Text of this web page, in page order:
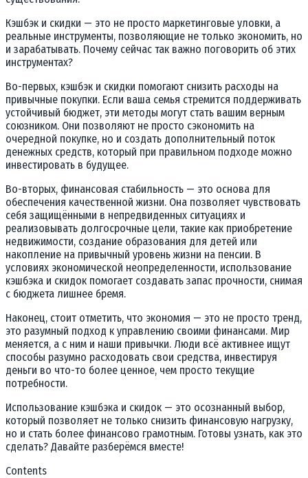
Кэшбэк и скидки — это не просто маркетинговые уловки, а
реальные инструменты, позволяющие не только экономить, но
и зарабатывать. Почему сейчас так важно поговорить об этих
инструментах?
Во-первых, кэшбэк и скидки помогают снизить расходы на
привычные покупки. Если ваша семья стремится поддерживать
устойчивый бюджет, эти методы могут стать вашим верным
союзником. Они позволяют не просто сэкономить на
очередной покупке, но и создать дополнительный поток
денежных средств, который при правильном подходе можно
инвестировать в будущее.
Во-вторых, финансовая стабильность — это основа для
обеспечения качественной жизни. Она позволяет чувствовать
себя защищёнными в непредвиденных ситуациях и
реализовывать долгосрочные цели, такие как приобретение
недвижимости, создание образования для детей или
накопление на привычный уровень жизни на пенсии. В
условиях экономической неопределенности, использование
кэшбэка и скидок помогает создавать запас прочности, снимая
с бюджета лишнее бремя.
Наконец, стоит отметить, что экономия — это не просто тренд,
это разумный подход к управлению своими финансами. Мир
меняется, а с ним и наши привычки. Люди всё активнее ищут
способы разумно расходовать свои средства, инвестируя
деньги во что-то более ценное, чем просто текущие
потребности.
Использование кэшбэка и скидок — это осознанный выбор,
который позволяет не только снизить финансовую нагрузку,
но и стать более финансово грамотным. Готовы узнать, как это
сделать? Давайте разберёмся вместе!
Contents